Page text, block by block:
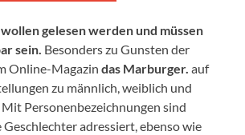
gelesen werden und müssen
sein. Besonders zu Gunsten der
Online-Magazin das Marburger. auf
zu männlich, weiblich und
Personenbezeichnungen sind
adressiert, ebenso wie